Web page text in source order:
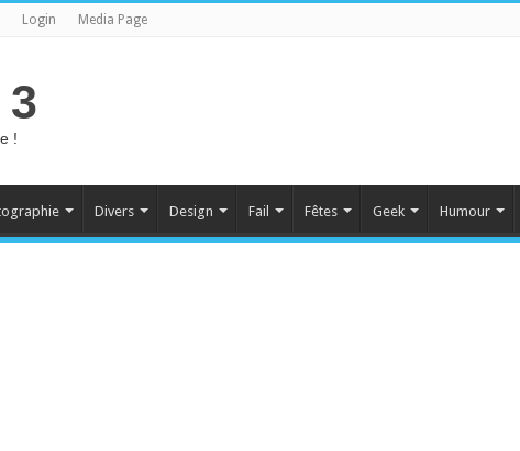
Login Media Page
!
Divers Design Fail Fêtes Geek Humour